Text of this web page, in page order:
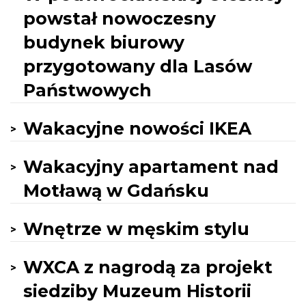
powstał nowoczesny
budynek biurowy
przygotowany dla Lasów
Państwowych
Wakacyjne nowości IKEA
Wakacyjny apartament nad
Motławą w Gdańsku
Wnętrze w męskim stylu
WXCA z nagrodą za projekt
siedziby Muzeum Historii